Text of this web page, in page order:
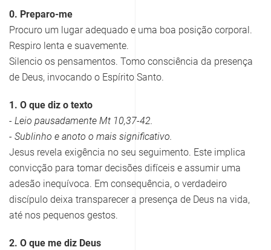
0. Preparo-me
Procuro um lugar adequado e uma boa posição corporal.
Respiro lenta e suavemente.
Silencio os pensamentos. Tomo consciência da presença
de Deus, invocando o Espírito Santo.
1. O que diz o texto
- Leio pausadamente Mt 10,37-42.
- Sublinho e anoto o mais significativo.
Jesus revela exigência no seu seguimento. Este implica
convicção para tomar decisões difíceis e assumir uma
adesão inequívoca. Em consequência, o verdadeiro
discípulo deixa transparecer a presença de Deus na vida,
até nos pequenos gestos.
2. O que me diz Deus